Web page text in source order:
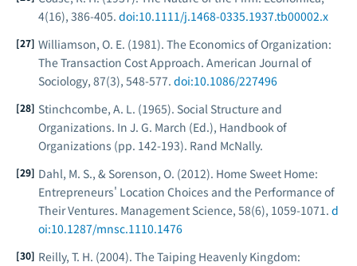
4(16), 386-405. doi:10.1111/j.1468-0335.1937.tb00002.x
Williamson, O. E. (1981). The Economics of Organization:
The Transaction Cost Approach. American Journal of
Sociology, 87(3), 548-577. doi:10.1086/227496
Stinchcombe, A. L. (1965). Social Structure and
Organizations. In J. G. March (Ed.), Handbook of
Organizations (pp. 142-193). Rand McNally.
Dahl, M. S., & Sorenson, O. (2012). Home Sweet Home:
Entrepreneurs' Location Choices and the Performance of
Their Ventures. Management Science, 58(6), 1059-1071. d
oi:10.1287/mnsc.1110.1476
Reilly, T. H. (2004). The Taiping Heavenly Kingdom: